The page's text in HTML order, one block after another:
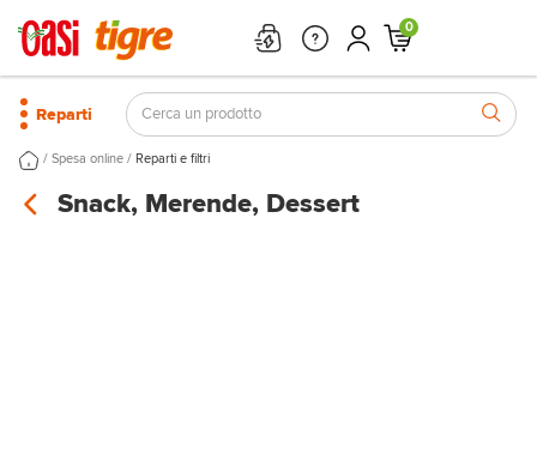
0
Reparti
/ Spesa online / Reparti e filtri
Snack, Merende, Dessert